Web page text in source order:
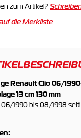
zum Artikel?
Renault Clio 06/
13 cm 130 mm
1990 bis 08/1998